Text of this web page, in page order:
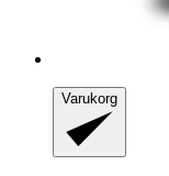
Varukorg